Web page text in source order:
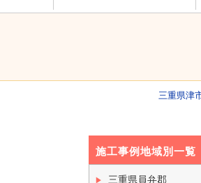
三重県津
施工事例地域別一覧
三重県員弁郡